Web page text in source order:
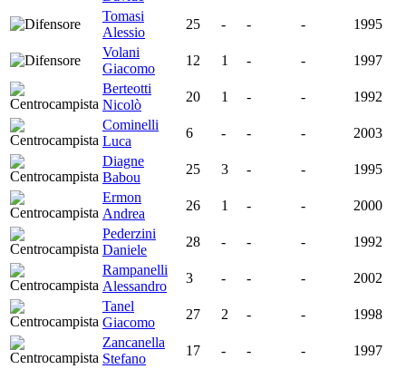
Tomasi
Alessio
25 - - -
1995
Volani
Giacomo
12 1 - -
1997
Berteotti
Nicolò
20 1 - -
1992
Cominelli
Luca
6 - - -
2003
Diagne
Babou
25 3 - -
1995
Ermon
Andrea
26 1 - -
2000
Pederzini
Daniele
28 - - -
1992
Rampanelli
Alessandro
3 - - -
2002
Tanel
Giacomo
27 2 - -
1998
Zancanella
Stefano
17 - - -
1997